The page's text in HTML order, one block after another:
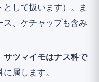
して扱います）。ま
ス、ケチャップも含み
サツマイモはナス科で
属します。